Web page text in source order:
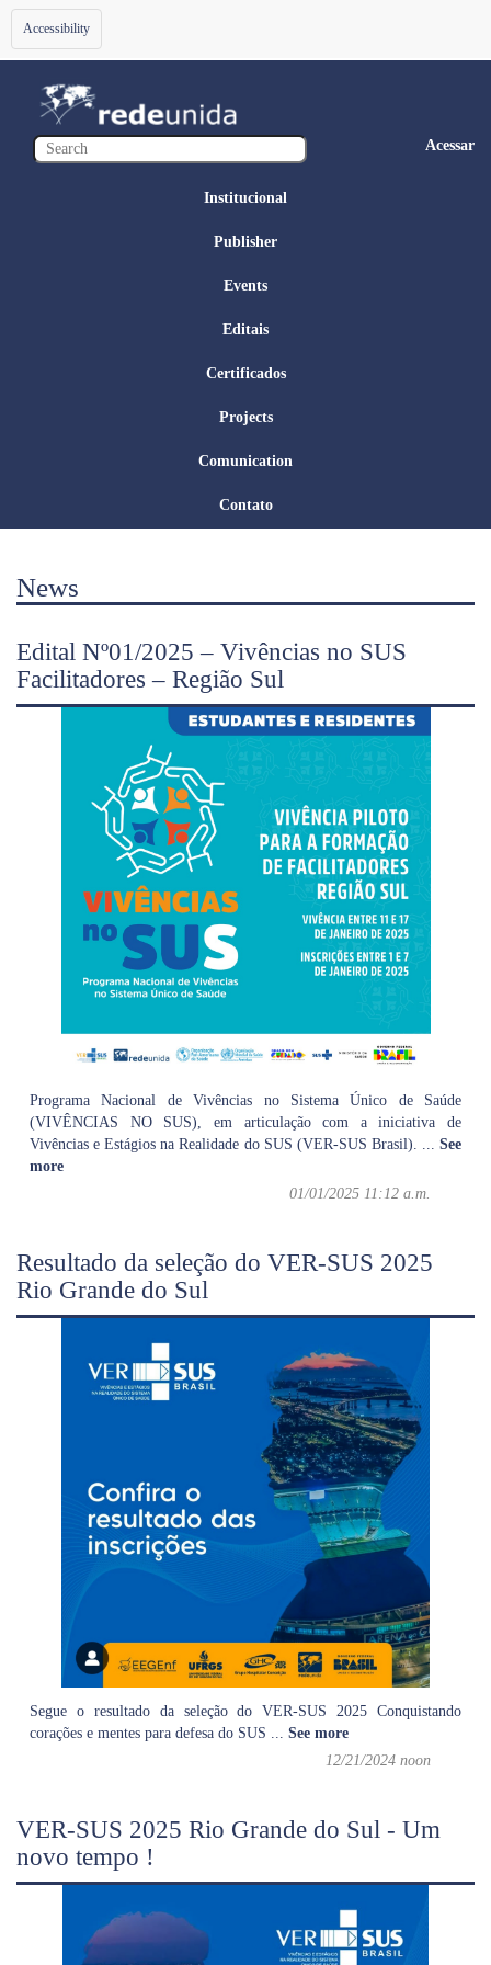
Toggle
navigation
Accessibility
Acessar
Institucional
Publisher
Events
Editais
Certificados
Projects
Comunication
Contato
News
Edital Nº01/2025 – Vivências no SUS
Facilitadores – Região Sul
Programa Nacional de Vivências no Sistema Único de Saúde
(VIVÊNCIAS NO SUS), em articulação com a iniciativa de
Vivências e Estágios na Realidade do SUS (VER-SUS Brasil). ...See
more
01/01/2025 11:12 a.m.
Resultado da seleção do VER-SUS 2025
Rio Grande do Sul
Segue o resultado da seleção do VER-SUS 2025 Conquistando
corações e mentes para defesa do SUS ... See more
12/21/2024 noon
VER-SUS 2025 Rio Grande do Sul - Um
novo tempo !